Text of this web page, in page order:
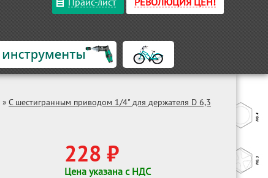
» С шестигранным приводом 1/4" для держателя D 6,3
228 ₽
Цена указана с НДС